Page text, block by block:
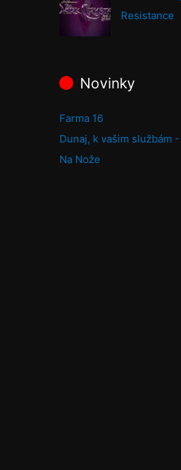
Resistance
Novinky
Farma 16
Dunaj, k vašim službám
Na Nože